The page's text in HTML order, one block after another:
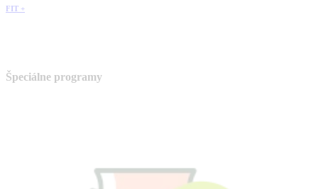
FIT +
Špeciálne programy